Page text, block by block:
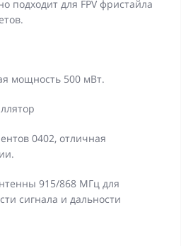
подходит для FPV фристайла
мощность 500 мВт.
0402, отличная
915/868 МГц для
сигнала и дальности